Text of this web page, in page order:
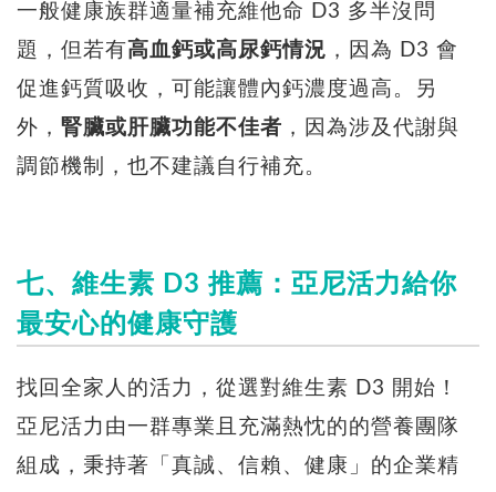
一般健康族群適量補充維他命 D3 多半沒問
題，但若有高血鈣或高尿鈣情況 ，因為 D3 會
促進鈣質吸收，可能讓體內鈣濃度過高。另
外， 腎臟或肝臟功能不佳者 ，因為涉及代謝與
調節機制，也不建議自行補充。
七、維生素 D3 推薦：亞尼活力給你
最安心的健康守護
找回全家人的活力，從選對維生素 D3 開始！
亞尼活力由一群專業且充滿熱忱的的營養團隊
組成，秉持著「真誠、信賴、健康」的企業精